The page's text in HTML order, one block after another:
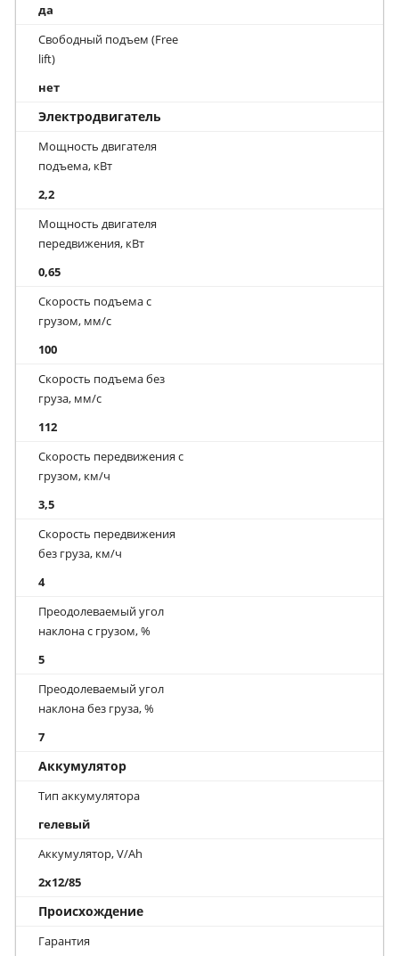
да
Свободный подъем (Free
lift)
нет
Электродвигатель
Мощность двигателя
подъема, кВт
2,2
Мощность двигателя
передвижения, кВт
0,65
Скорость подъема с
грузом, мм/с
100
Скорость подъема без
груза, мм/с
112
Скорость передвижения с
грузом, км/ч
3,5
Скорость передвижения
без груза, км/ч
4
Преодолеваемый угол
наклона с грузом, %
5
Преодолеваемый угол
наклона без груза, %
7
Аккумулятор
Тип аккумулятора
гелевый
Аккумулятор, V/Ah
2x12/85
Происхождение
Гарантия